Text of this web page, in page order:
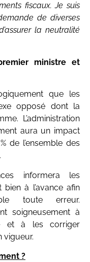
fiscaux. Je suis
de diverses
la neutralité
ministre et
que les
opposé dont la
L’administration
aura un impact
de l’ensemble des
informera les
à l’avance afin
toute erreur.
soigneusement à
et à les corriger
vigueur.
?